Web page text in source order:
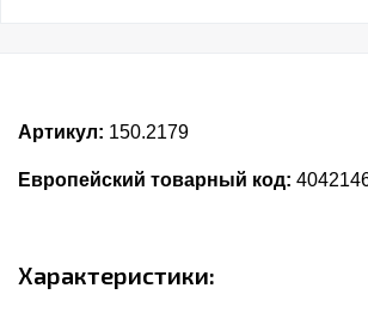
Артикул: 150.2179
Европейский товарный код:
Характеристики: